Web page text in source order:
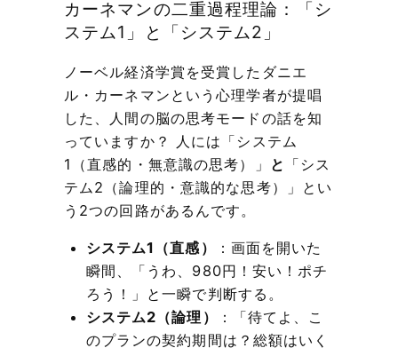
カーネマンの二重過程理論：「シ
ステム1」と「システム2」
ノーベル経済学賞を受賞したダニエ
ル・カーネマンという心理学者が提唱
した、人間の脳の思考モードの話を知
っていますか？ 人には「システム
1（直感的・無意識の思考）」 と 「シス
テム2（論理的・意識的な思考）」とい
う2つの回路があるんです。
システム1（直感）
：画面を開いた
瞬間、「うわ、980円！安い！ポチ
ろう！」と一瞬で判断する。
システム2（論理）
：「待てよ、こ
のプランの契約期間は？総額はいく